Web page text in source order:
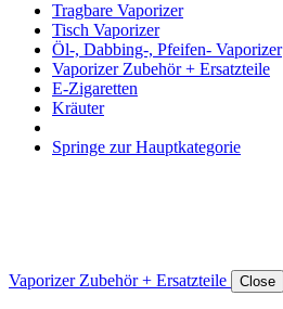
Tragbare Vaporizer
Tisch Vaporizer
Öl-, Dabbing-, Pfeifen- Vaporizer
Vaporizer Zubehör + Ersatzteile
E-Zigaretten
Kräuter
Springe zur Hauptkategorie
Vaporizer Zubehör + Ersatzteile Close